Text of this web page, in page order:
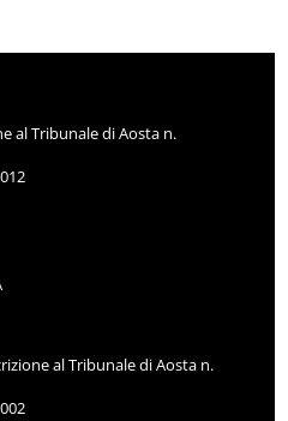
al Tribunale di Aosta n.
al Tribunale di Aosta n.